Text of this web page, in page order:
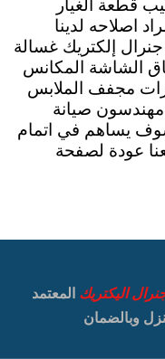
قطعة الغيار
اصلاحه لدينا
إلكتريك غسالة
الشاشة المكانس
مجفف الملابس
مهندسون صيانة
يساهم في اتمام
عودة لصفحة
اليكتريك المعتمد